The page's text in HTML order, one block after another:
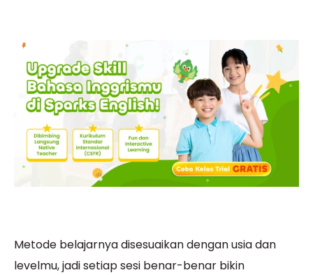
Metode belajarnya disesuaikan dengan usia dan
levelmu, jadi setiap sesi benar-benar bikin